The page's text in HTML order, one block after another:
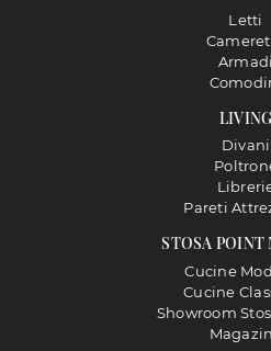
STOSA POINT
Cucine
Cucine
Showroom
LIVING
Divani
Pareti
Letti
Armadi